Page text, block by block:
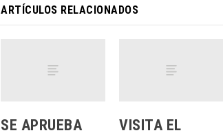
ARTÍCULOS RELACIONADOS
SE APRUEBA
VISITA EL